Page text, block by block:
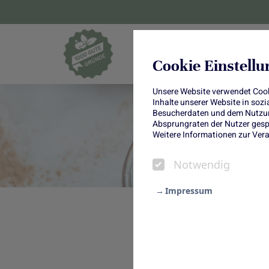
Cookie
Unsere Website verwendet
Inhalte unserer Website in
Besucherdaten und dem
Absprungraten der Nutzer
Weitere Informationen zur
Notwendig
Impressum